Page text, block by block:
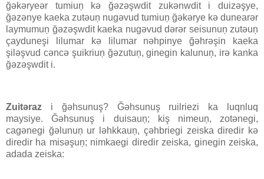
ğəkəryeər tumiuņ kə ğəzəşwdit zukənwdit i duizəşye,
ğəzənye kaeka zutəuņ nugəvud tumiuņ ğəkərye kə dunearər
laymumuņ ğəzəşwdit kaeka nugəvud dərər seisunuņ zutəuņ
çayduneşi lilumar kə lilumar nəhpinye ğəhrəşin kaeka
şiləşvud cəncə şuikriuņ ğəzutuņ, ginegin kalunuņ, irə kanka
ğəzəşwdit i.
Zuitəraz i ğəhsunuş? Ğəhsunuş ruilriezi ka luqnluq
maysiye. Ğəhsunuş i duisauņ; kiş nimeuņ, zotənegi,
cagənegi ğəlunuņ ur ləhkkauņ, çəhbriegi zeiska diredir kə
diredir ha misəşuņ; nimkaegi diredir zeiska, ginegin zeiska,
adada zeiska: